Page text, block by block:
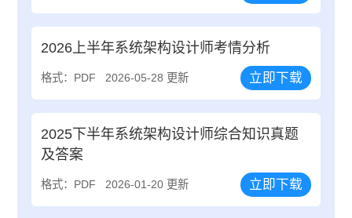
2026上半年系统架构设计师考情分析
格式：PDF 2026-05-28 更新 立即下载
2025下半年系统架构设计师综合知识真题
及答案
格式：PDF 2026-01-20 更新 立即下载